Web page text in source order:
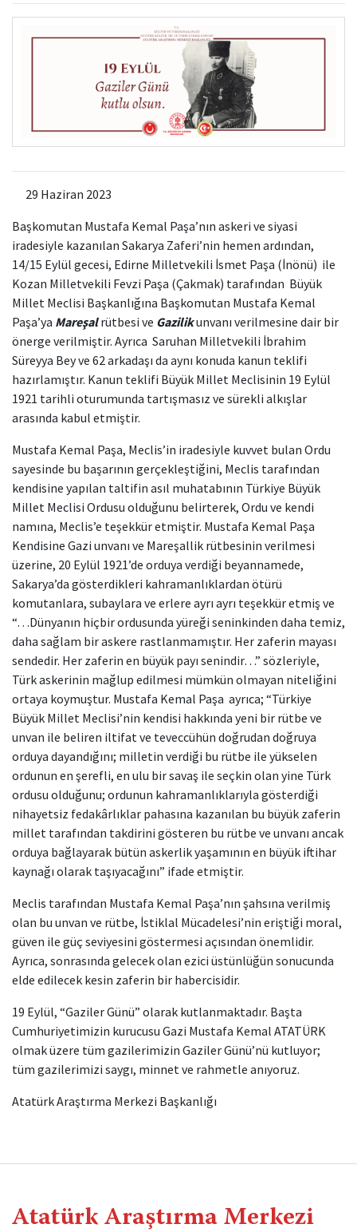
29 Haziran 2023
Başkomutan Mustafa Kemal Paşa’nın askeri ve siyasi
iradesiyle kazanılan Sakarya Zaferi’nin hemen ardından,
14/15 Eylül gecesi, Edirne Milletvekili İsmet Paşa (İnönü) ile
Kozan Milletvekili Fevzi Paşa (Çakmak) tarafından Büyük
Millet Meclisi Başkanlığına Başkomutan Mustafa Kemal
Paşa’ya Mareşalrütbesi ve Gazilikunvanı verilmesine dair bir
önerge verilmiştir. Ayrıca Saruhan Milletvekili İbrahim
Süreyya Bey ve 62 arkadaşı da aynı konuda kanun teklifi
hazırlamıştır. Kanun teklifi Büyük Millet Meclisinin 19 Eylül
1921 tarihli oturumunda tartışmasız ve sürekli alkışlar
arasında kabul etmiştir.
Mustafa Kemal Paşa, Meclis’in iradesiyle kuvvet bulan Ordu
sayesinde bu başarının gerçekleştiğini, Meclis tarafından
kendisine yapılan taltifin asıl muhatabının Türkiye Büyük
Millet Meclisi Ordusu olduğunu belirterek, Ordu ve kendi
namına, Meclis’e teşekkür etmiştir. Mustafa Kemal Paşa
Kendisine Gazi unvanı ve Mareşallik rütbesinin verilmesi
üzerine, 20 Eylül 1921’de orduya verdiği beyannamede,
Sakarya’da gösterdikleri kahramanlıklardan ötürü
komutanlara, subaylara ve erlere ayrı ayrı teşekkür etmiş ve
“…Dünyanın hiçbir ordusunda yüreği seninkinden daha temiz,
daha sağlam bir askere rastlanmamıştır. Her zaferin mayası
sendedir. Her zaferin en büyük payı senindir…” sözleriyle,
Türk askerinin mağlup edilmesi mümkün olmayan niteliğini
ortaya koymuştur. Mustafa Kemal Paşa ayrıca; “Türkiye
Büyük Millet Meclisi’nin kendisi hakkında yeni bir rütbe ve
unvan ile beliren iltifat ve teveccühün doğrudan doğruya
orduya dayandığını; milletin verdiği bu rütbe ile yükselen
ordunun en şerefli, en ulu bir savaş ile seçkin olan yine Türk
ordusu olduğunu; ordunun kahramanlıklarıyla gösterdiği
nihayetsiz fedakârlıklar pahasına kazanılan bu büyük zaferin
millet tarafından takdirini gösteren bu rütbe ve unvanı ancak
orduya bağlayarak bütün askerlik yaşamının en büyük iftihar
kaynağı olarak taşıyacağını” ifade etmiştir.
Meclis tarafından Mustafa Kemal Paşa’nın şahsına verilmiş
olan bu unvan ve rütbe, İstiklal Mücadelesi’nin eriştiği moral,
güven ile güç seviyesini göstermesi açısından önemlidir.
Ayrıca, sonrasında gelecek olan ezici üstünlüğün sonucunda
elde edilecek kesin zaferin bir habercisidir.
19 Eylül, “Gaziler Günü” olarak kutlanmaktadır. Başta
Cumhuriyetimizin kurucusu Gazi Mustafa Kemal ATATÜRK
olmak üzere tüm gazilerimizin Gaziler Günü’nü kutluyor;
tüm gazilerimizi saygı, minnet ve rahmetle anıyoruz.
Atatürk Araştırma Merkezi Başkanlığı
Atatürk Araştırma Merkezi
Kamu Hizmet Standartları
Hizmet Envanteri
Uluslararası Yayıncılık
Ödüller
Başvurular